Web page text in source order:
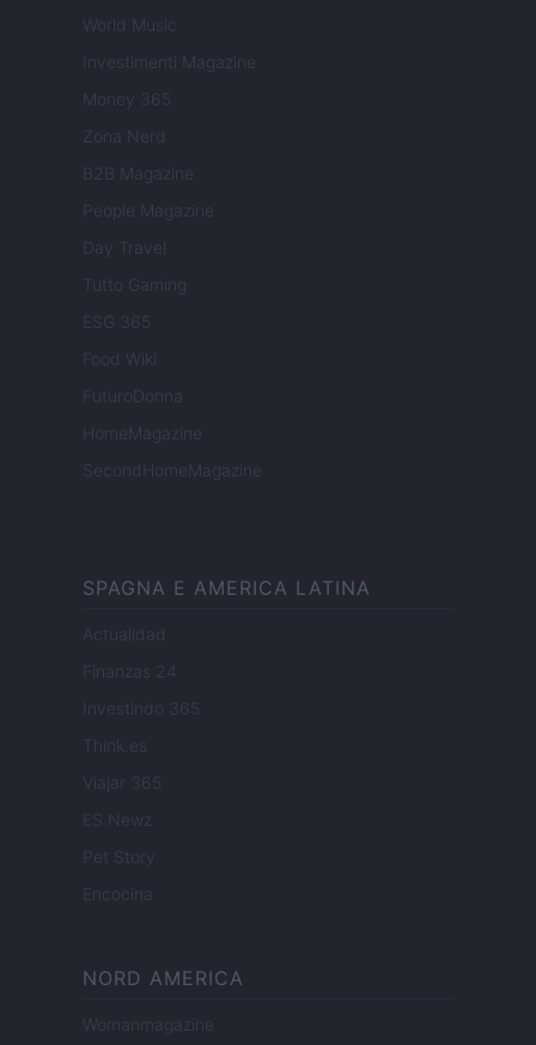
World Music
Investimenti Magazine
Money 365
Zona Nerd
B2B Magazine
People Magazine
Day Travel
Tutto Gaming
ESG 365
Food Wiki
FuturoDonna
HomeMagazine
SecondHomeMagazine
SPAGNA E AMERICA LATINA
Actualidad
Finanzas 24
Investindo 365
Think.es
Viajar 365
ES Newz
Pet Story
Encocina
NORD AMERICA
Womanmagazine